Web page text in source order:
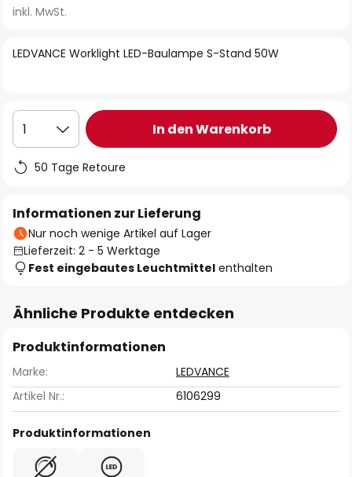
der
springen
LEDVANCE Worklight LED-Baulampe S-Stand 50W
inkl. MwSt.
1 In den Warenkorb
50 Tage Retoure
Informationen zur Lieferung
Nur noch wenige Artikel auf Lager
Lieferzeit: 2 - 5 Werktage
Fest eingebautes Leuchtmittel enthalten
Ähnliche Produkte entdecken
Produktinformationen
Marke:
LEDVANCE
Artikel Nr.:
6106299
Produktinformationen